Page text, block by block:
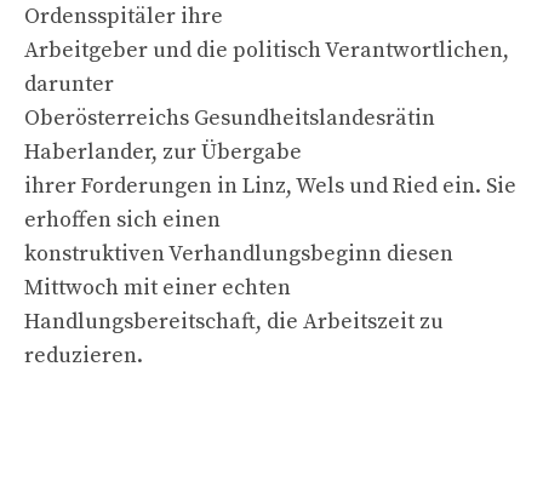
Ordensspitäler ihre
Arbeitgeber und die politisch Verantwortlichen,
darunter
Oberösterreichs Gesundheitslandesrätin
Haberlander, zur Übergabe
ihrer Forderungen in Linz, Wels und Ried ein. Sie
erhoffen sich einen
konstruktiven Verhandlungsbeginn diesen
Mittwoch mit einer echten
Handlungsbereitschaft, die Arbeitszeit zu
reduzieren.